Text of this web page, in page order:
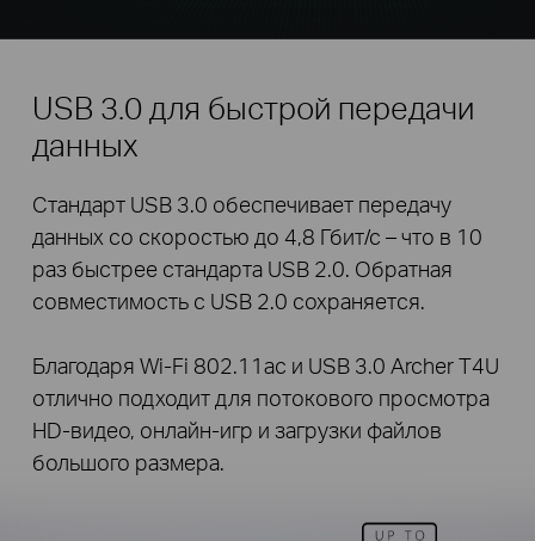
USB 3.0 для быстрой передачи
данных
Стандарт USB 3.0 обеспечивает передачу
данных со скоростью до 4,8 Гбит/с – что в 10
раз быстрее стандарта USB 2.0. Обратная
совместимость с USB 2.0 сохраняется.
Благодаря Wi-Fi 802.11ac и USB 3.0 Archer T4U
отлично подходит для потокового просмотра
HD-видео, онлайн-игр и загрузки файлов
большого размера.